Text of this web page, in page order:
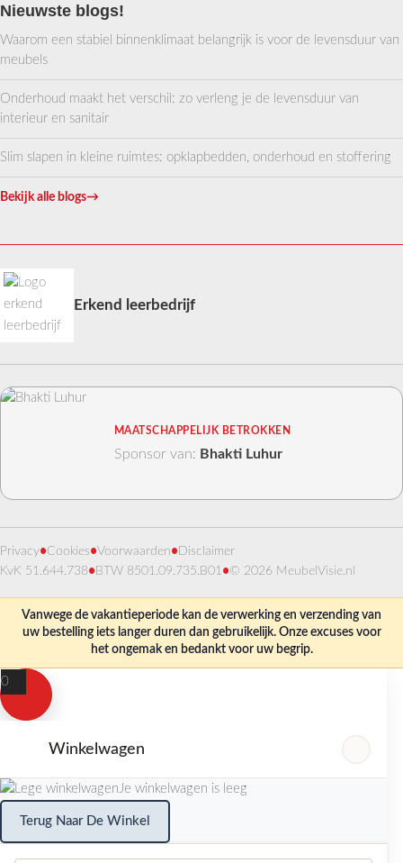
Nieuwste blogs!
Waarom een stabiel binnenklimaat belangrijk is voor de levensduur van
meubels
Onderhoud maakt het verschil: zo verleng je de levensduur van
interieur en sanitair
Slim slapen in kleine ruimtes: opklapbedden, onderhoud en stoffering
Bekijk alle blogs→
Erkend leerbedrijf
MAATSCHAPPELIJK BETROKKEN
Sponsor van: Bhakti Luhur
Privacy•Cookies•Voorwaarden• Disclaimer
KvK 51.644.738• BTW 8501.09.735.B01 •© 2026 MeubelVisie.nl
Vanwege de vakantieperiode kan de verwerking en verzending van
uw bestelling iets langer duren dan gebruikelijk. Onze excuses voor
het ongemak en bedankt voor uw begrip.
0
Winkelwagen
Je winkelwagen is leeg
Terug Naar De Winkel